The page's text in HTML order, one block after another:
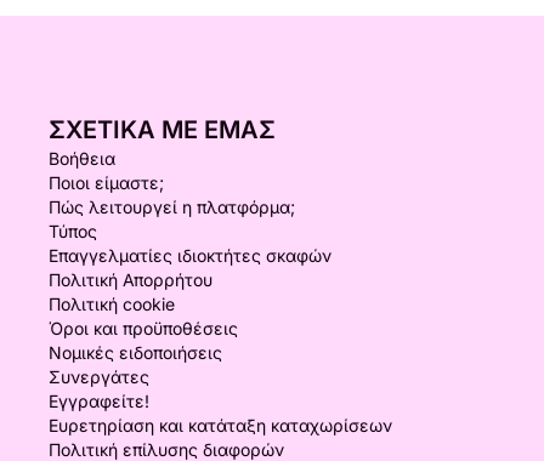
ΣΧΕΤΙΚΆ ΜΕ ΕΜΆΣ
Βοήθεια
Ποιοι είμαστε;
Πώς λειτουργεί η πλατφόρμα;
Τύπος
Επαγγελματίες ιδιοκτήτες σκαφών
Πολιτική Απορρήτου
Πολιτική cookie
Όροι και προϋποθέσεις
Νομικές ειδοποιήσεις
Συνεργάτες
Εγγραφείτε!
Ευρετηρίαση και κατάταξη καταχωρίσεων
Πολιτική επίλυσης διαφορών